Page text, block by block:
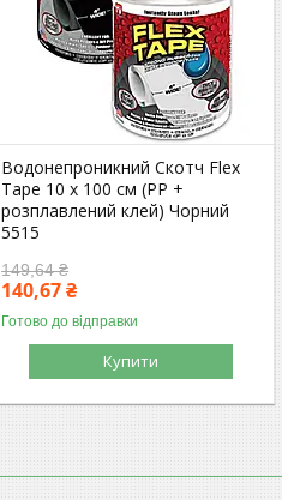
Водонепроникний Скотч Flex
Tape 10 х 100 см (PP +
розплавлений клей) Чорний
5515
149,64 ₴
140,67 ₴
Готово до відправки
Купити